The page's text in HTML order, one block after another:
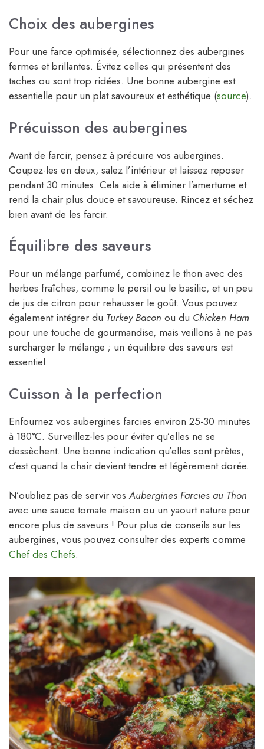
Choix des aubergines
Pour une farce optimisée, sélectionnez des aubergines
fermes et brillantes. Évitez celles qui présentent des
taches ou sont trop ridées. Une bonne aubergine est
essentielle pour un plat savoureux et esthétique (source).
Précuisson des aubergines
Avant de farcir, pensez à précuire vos aubergines.
Coupez-les en deux, salez l’intérieur et laissez reposer
pendant 30 minutes. Cela aide à éliminer l’amertume et
rend la chair plus douce et savoureuse. Rincez et séchez
bien avant de les farcir.
Équilibre des saveurs
Pour un mélange parfumé, combinez le thon avec des
herbes fraîches, comme le persil ou le basilic, et un peu
de jus de citron pour rehausser le goût. Vous pouvez
également intégrer du Turkey Bacon ou du Chicken Ham
pour une touche de gourmandise, mais veillons à ne pas
surcharger le mélange ; un équilibre des saveurs est
essentiel.
Cuisson à la perfection
Enfournez vos aubergines farcies environ 25-30 minutes
à 180°C. Surveillez-les pour éviter qu’elles ne se
dessèchent. Une bonne indication qu’elles sont prêtes,
c’est quand la chair devient tendre et légèrement dorée.
N’oubliez pas de servir vosAubergines Farcies au Thon
avec une sauce tomate maison ou un yaourt nature pour
encore plus de saveurs ! Pour plus de conseils sur les
aubergines, vous pouvez consulter des experts comme
Chef des Chefs.